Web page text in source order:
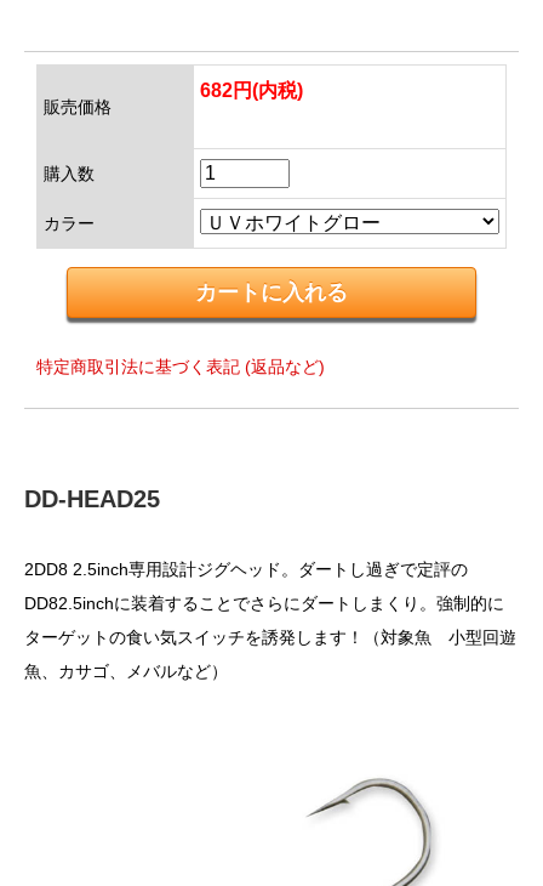
販売価格
682円(内税)
購入数
カラー
特定商取引法に基づく表記 (返品など)
DD-HEAD25
2DD8 2.5inch専用設計ジグヘッド。ダートし過ぎで定評の
DD82.5inchに装着することでさらにダートしまくり。強制的に
ターゲットの食い気スイッチを誘発します！（対象魚 小型回遊
魚、カサゴ、メバルなど）